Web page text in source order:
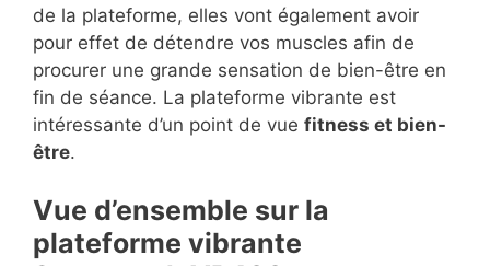
de la plateforme, elles vont également avoir
pour effet de détendre vos muscles afin de
procurer une grande sensation de bien-être en
fin de séance. La plateforme vibrante est
intéressante d’un point de vue fitness et bien-
être.
Vue d’ensemble sur la
plateforme vibrante